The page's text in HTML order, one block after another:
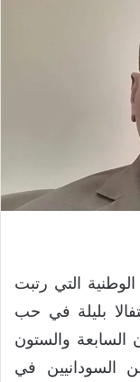
التي رتبت
بليلة في حب
السابعة والستون
السودانيين في